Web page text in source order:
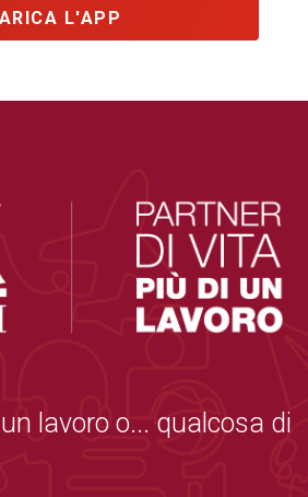
L'APP
lavoro o... qualcosa di